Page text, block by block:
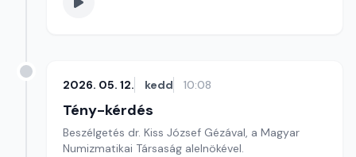
2026. 05. 12. kedd 10:08
Tény-kérdés
Beszélgetés dr. Kiss József Gézával, a Magyar
Numizmatikai Társaság alelnökével.